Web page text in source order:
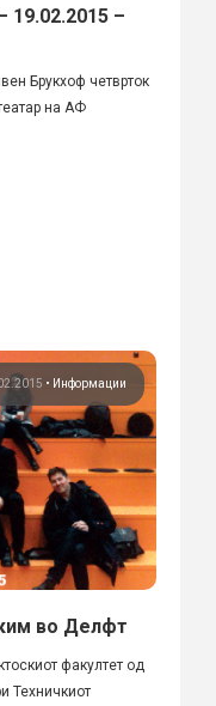
19.02.2015 –
Брукхоф четврток
на АФ
• Информации
во Делфт
факултет од
Техничкиот